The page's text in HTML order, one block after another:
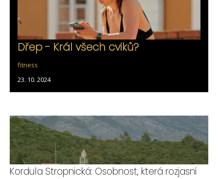
Dřep - Král všech cviků?
fitness
23. 10. 2024
Kordula Stropnická: Osobnost, která rozjasní